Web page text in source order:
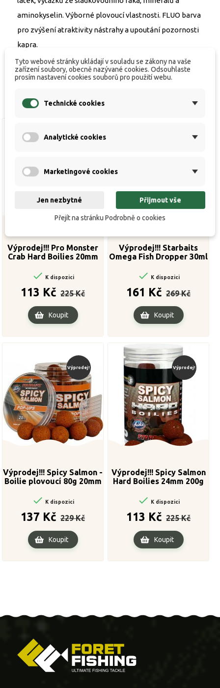
aminokyselin. Výborné plovoucí vlastnosti. FLUO barva
pro zvýšení atraktivity nástrahy a upoutání pozornosti
kapra.
Výprodej!!! Pro Monster
Crab Hard Boilies 20mm
 K dispozici
113 Kč
cena
225 Kč
Koupit
Výprodej!!! Starbaits
Omega Fish Dropper 30ml
 K dispozici
161 Kč
cena
269 Kč
Koupit
Výprodej!
Výprodej!!! Spicy Salmon -
Boilie plovoucí 80g 20mm
 K dispozici
137 Kč
cena
229 Kč
Koupit
Výprodej!
Výprodej!!! Spicy Salmon
Hard Boilies 24mm 200g
 K dispozici
113 Kč
cena
225 Kč
Koupit
Tyto webové stránky ukládají v souladu se zákony na vaše
zařízení soubory, obecně nazývané cookies. Odsouhlaste
prosím nastavení cookies souborů pro použití webu.
Technické cookies
Analytické cookies
Marketingové cookies
Jen nezbytné Přijmout vše
Přejít na stránku Podrobně o cookies